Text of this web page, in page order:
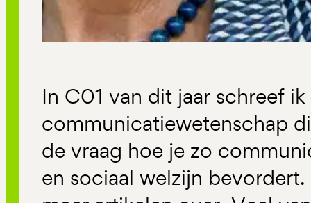
In C01 van dit jaar schreef
communicatiewetenschap
de vraag hoe je zo
en sociaal welzijn